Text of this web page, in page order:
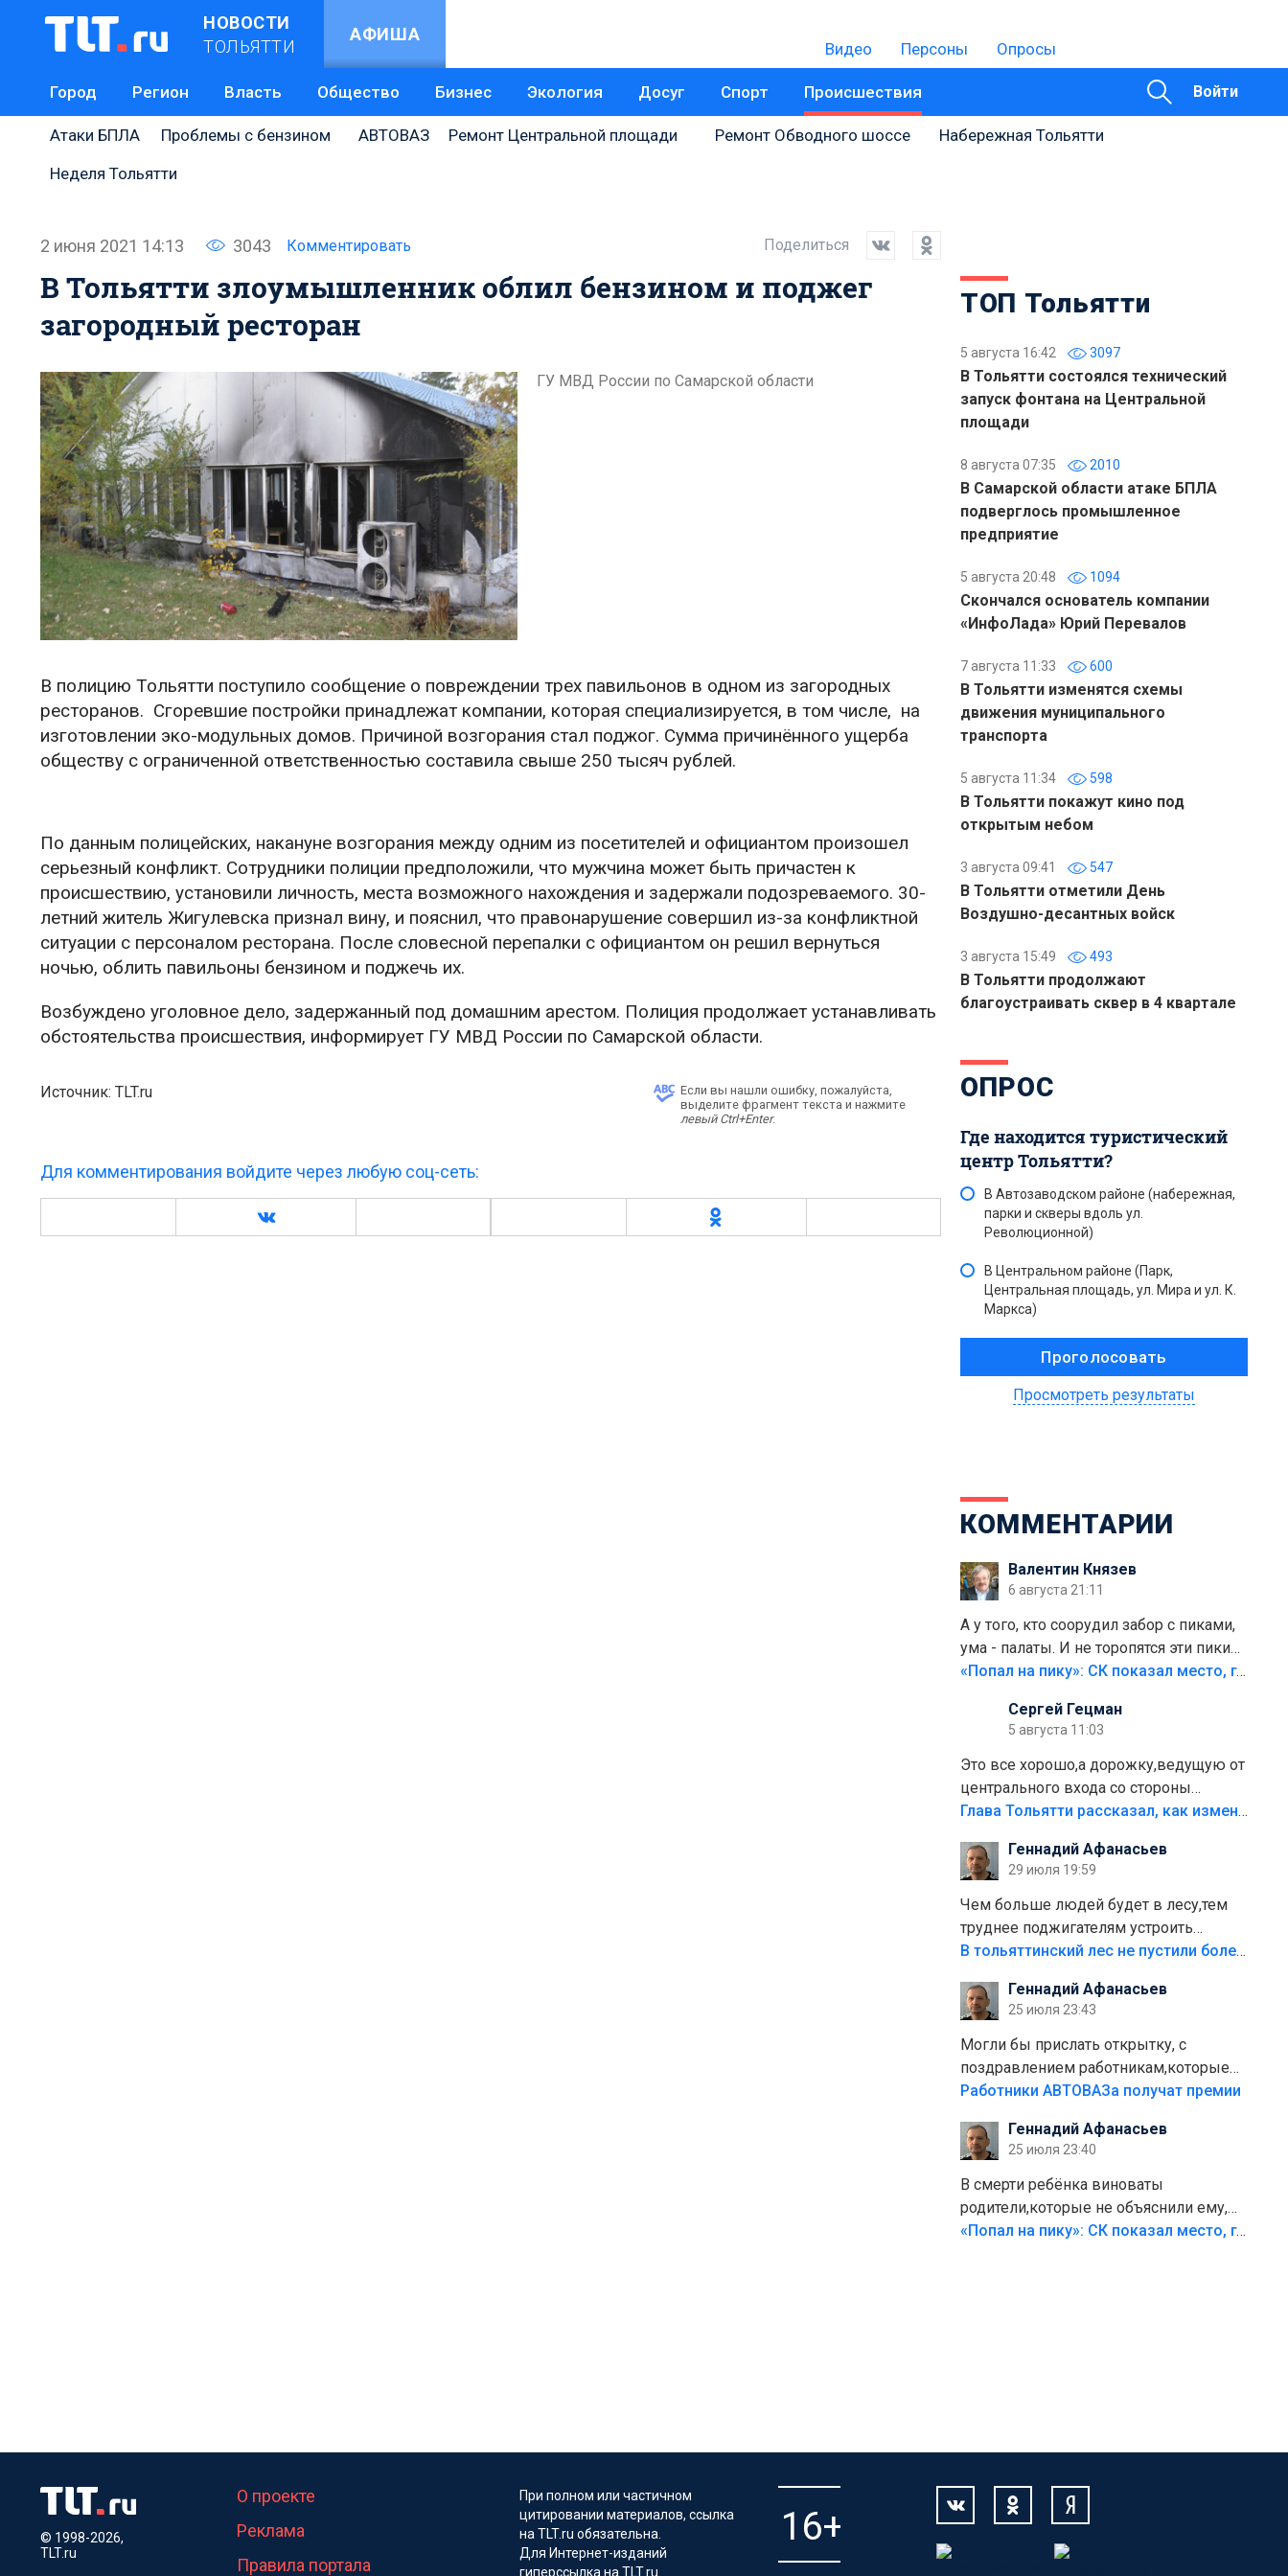
НОВОСТИ
ТОЛЬЯТТИ
АФИША
Видео Персоны Опросы
Город Регион Власть Общество Бизнес Экология Досуг Спорт Происшествия Войти
Атаки БПЛА Проблемы с бензином АВТОВАЗ Ремонт Центральной площади Ремонт Обводного шоссе
Набережная Тольятти
Неделя Тольятти
2 июня 2021 14:13 3043 Комментировать Поделиться
В Тольятти злоумышленник облил бензином и поджег
загородный ресторан
ГУ МВД России по Самарской области
В полицию Тольятти поступило сообщение о повреждении трех павильонов в одном из загородных
ресторанов. Сгоревшие постройки принадлежат компании, которая специализируется, в том числе, на
изготовлении эко-модульных домов. Причиной возгорания стал поджог. Сумма причинённого ущерба
обществу с ограниченной ответственностью составила свыше 250 тысяч рублей.
По данным полицейских, накануне возгорания между одним из посетителей и официантом произошел
серьезный конфликт. Сотрудники полиции предположили, что мужчина может быть причастен к
происшествию, установили личность, места возможного нахождения и задержали подозреваемого. 30-
летний житель Жигулевска признал вину, и пояснил, что правонарушение совершил из-за конфликтной
ситуации с персоналом ресторана. После словесной перепалки с официантом он решил вернуться
ночью, облить павильоны бензином и поджечь их.
Возбуждено уголовное дело, задержанный под домашним арестом. Полиция продолжает устанавливать
обстоятельства происшествия, информирует ГУ МВД России по Самарской области.
Источник: TLT.ru
Если вы нашли ошибку, пожалуйста,
выделите фрагмент текста и нажмите
левый Ctrl+Enter.
Для комментирования войдите через любую соц-сеть:
ТОП Тольятти
5 августа 16:42 3097
В Тольятти состоялся технический
запуск фонтана на Центральной
площади
8 августа 07:35 2010
В Самарской области атаке БПЛА
подверглось промышленное
предприятие
5 августа 20:48 1094
Скончался основатель компании
«ИнфоЛада» Юрий Перевалов
7 августа 11:33 600
В Тольятти изменятся схемы
движения муниципального
транспорта
5 августа 11:34 598
В Тольятти покажут кино под
открытым небом
3 августа 09:41 547
В Тольятти отметили День
Воздушно-десантных войск
3 августа 15:49 493
В Тольятти продолжают
благоустраивать сквер в 4 квартале
ОПРОС
Где находится туристический
центр Тольятти?
В Автозаводском районе (набережная,
парки и скверы вдоль ул.
Революционной)
В Центральном районе (Парк,
Центральная площадь, ул. Мира и ул. К.
Маркса)
Просмотреть результаты
КОММЕНТАРИИ
Валентин Князев
6 августа 21:11
А у того, кто соорудил забор с пиками,
ума - палаты. И не торопятся эти пики
срезать
«Попал на пику»: СК показал место, где был смертельно травмирован ребенок в Тольятти
Сергей Гецман
5 августа 11:03
Это все хорошо,а дорожку,ведущую от
центрального входа со стороны
кафе"Мираж" к аттракционам слабо
плитки не хватило,т.к.осенью и зимой
лежала в парке и испортилась.Да
еще,видимо,часть украли.
Глава Тольятти рассказал, как изменится парк Центрального района
Геннадий Афанасьев
29 июля 19:59
Чем больше людей будет в лесу,тем
труднее поджигателям устроить
пожар.Тех кто разводит костры,тех
полно стоит,почему водители всё
равно едут в лес? Штрафы мизерные.
В тольяттинский лес не пустили более тысячи автомобилей
Геннадий Афанасьев
25 июля 23:43
Могли бы прислать открытку, с
поздравлением работникам,которые
больше сорока лет отработали на
Работники АВТОВАЗа получат премии
Геннадий Афанасьев
25 июля 23:40
В смерти ребёнка виноваты
родители,которые не объяснили ему,
что такое хорошо и что такое плохо!
«Попал на пику»: СК показал место, где был смертельно травмирован ребенок в Тольятти
© 1998-2026,
TLT.ru
О проекте
Реклама
Правила портала
При полном или частичном
цитировании материалов, ссылка
на TLT.ru обязательна.
Для Интернет-изданий
гиперссылка на TLT.ru